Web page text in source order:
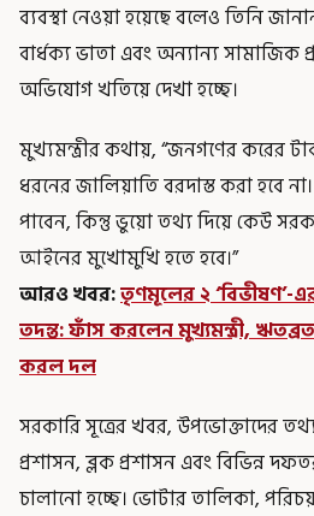
ব্যবস্থা নেওয়া হয়েছে বলেও তিনি
বার্ধক্য ভাতা এবং অন্যান্য সামাজিক
অভিযোগ খতিয়ে দেখা হচ্ছে।
মুখ্যমন্ত্রীর কথায়, “জনগণের করের
ধরনের জালিয়াতি বরদাস্ত করা হবে
পাবেন, কিন্তু ভুয়ো তথ্য দিয়ে কেউ
আইনের মুখোমুখি হতে হবে।”
আরও খবর:তৃণমূলের ২
তদন্ত: ফাঁস করলেন মুখ্যমন্ত্রী,
করল দল
সরকারি সূত্রের খবর, উপভোক্তাদের
প্রশাসন, ব্লক প্রশাসন এবং বিভিন্ন
চালানো হচ্ছে। ভোটার তালিকা,